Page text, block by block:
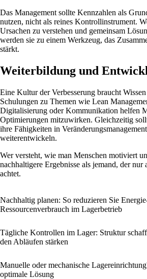
Das Management sollte Kennzahlen als
nutzen, nicht als reines Kontrollinstrument.
Ursachen zu verstehen und gemeinsam
werden sie zu einem Werkzeug, das
stärkt.
Weiterbildung und
Eine Kultur der Verbesserung braucht
Schulungen zu Themen wie Lean
Digitalisierung oder Kommunikation helfen
Optimierungen mitzuwirken. Gleichzeitig
ihre Fähigkeiten in
weiterentwickeln.
Wer versteht, wie man Menschen motiviert
nachhaltigere Ergebnisse als jemand, der
achtet.
Nachhaltig planen: So reduzieren Sie
Ressourcenverbrauch im Lagerbetrieb
Tägliche Kontrollen im Lager: Struktur
den Abläufen stärken
Manuelle oder mechanische
optimale Lösung